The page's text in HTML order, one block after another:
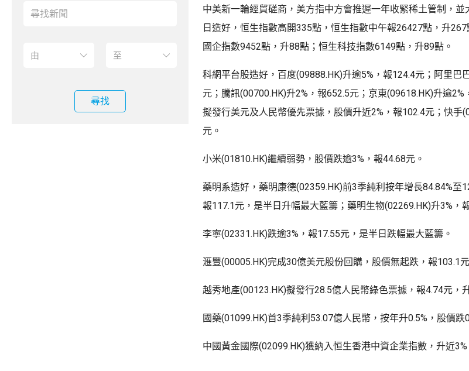
尋找
中美新一輪經貿磋商，美方指中方會推遲一年收緊稀土管制，
日造好，恒生指數高開335點，恒生指數中午報26427點，升
國企指數9452點，升88點；恒生科技指數6149點，升89點。
科網平台股造好，百度(09888.HK)升逾5%，報124.4元；阿里巴
元；騰訊(00700.HK)升2%，報652.5元；京東(09618.HK)升逾
擬發行美元及人民幣優先票據，股價升近2%，報102.4元；快手
元。
小米(01810.HK)繼續弱勢，股價跌逾3%，報44.68元。
藥明系造好，藥明康德(02359.HK)前3季純利按年增長84.84%至
報117.1元，是半日升幅最大藍籌；藥明生物(02269.HK)升3%，
李寧(02331.HK)跌逾3%，報17.55元，是半日跌幅最大藍籌。
滙豐(00005.HK)完成30億美元股份回購，股價無起跌，報103.1元
越秀地產(00123.HK)擬發行28.5億人民幣綠色票據，報4.74元，
國藥(01099.HK)首3季純利53.07億人民幣，按年升0.5%，股價跌
中國黃金國際(02099.HK)獲納入恒生香港中資企業指數，升近3%